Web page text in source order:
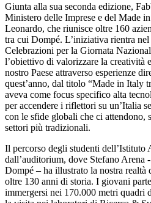
Giunta alla sua seconda edizione,
Ministero delle Imprese e del Made
Leonardo, che riunisce oltre 160
tra cui Dompé. L’iniziativa rientra
Celebrazioni per la Giornata
l’obiettivo di valorizzare la creatività
nostro Paese attraverso esperienze
quest’anno, dal titolo “Made in Italy
aveva come focus specifico alta
per accendere i riflettori su un’Italia
con le sfide globali che ci attendono,
settori più tradizionali.
Il percorso degli studenti dell’Istituto
dall’auditorium, dove Stefano
Dompé – ha illustrato la nostra realtà
oltre 130 anni di storia. I giovani
immergersi nei 170.000 metri quadri